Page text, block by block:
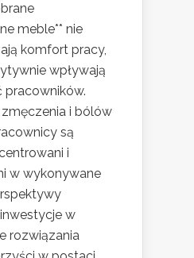
meble** nie
komfort pracy,
wpływają
pracowników.
i bólów
są
i
w wykonywane
w
rozwiązania